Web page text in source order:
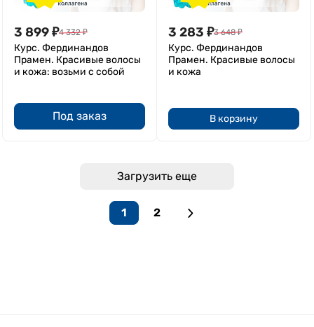
3 899₽4 332 ₽
Курс. Фердинандов
Прамен. Красивые волосы
и кожа: возьми с собой
Под заказ
3 283 ₽3 648 ₽
Курс. Фердинандов
Прамен. Красивые волосы
и кожа
В корзину
Загрузить еще
1 2